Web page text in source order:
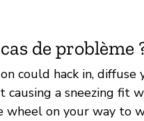
de problème
could hack in, diffuse
a sneezing fit
wheel on your way to